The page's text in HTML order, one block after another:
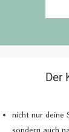
Der
nicht nur deine
sondern auch